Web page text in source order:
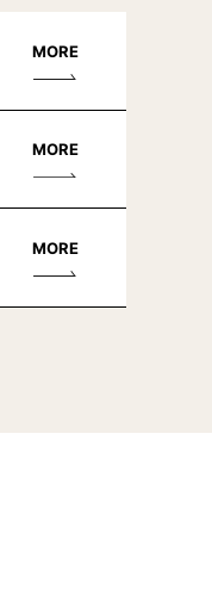
MORE
MORE
MORE